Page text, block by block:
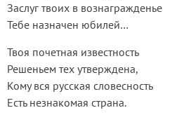
Заслуг твоих в вознагражденье
Тебе назначен юбилей…
Твоя почетная известность
Решеньем тех утверждена,
Кому вся русская словесность
Есть незнакомая страна.